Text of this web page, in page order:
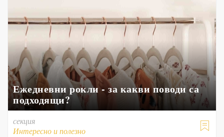
Ежедневни рокли - за какви поводи са
подходящи?

секция
Интересно и полезно